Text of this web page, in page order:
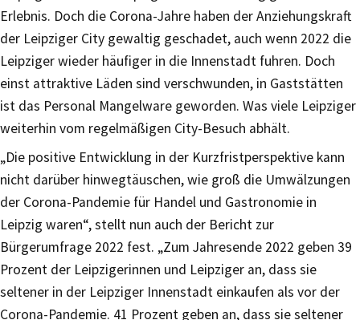
Erlebnis. Doch die Corona-Jahre haben der Anziehungskraft
der Leipziger City gewaltig geschadet, auch wenn 2022 die
Leipziger wieder häufiger in die Innenstadt fuhren. Doch
einst attraktive Läden sind verschwunden, in Gaststätten
ist das Personal Mangelware geworden. Was viele Leipziger
weiterhin vom regelmäßigen City-Besuch abhält.
„Die positive Entwicklung in der Kurzfristperspektive kann
nicht darüber hinwegtäuschen, wie groß die Umwälzungen
der Corona-Pandemie für Handel und Gastronomie in
Leipzig waren“, stellt nun auch der Bericht zur
Bürgerumfrage 2022 fest. „Zum Jahresende 2022 geben 39
Prozent der Leipzigerinnen und Leipziger an, dass sie
seltener in der Leipziger Innenstadt einkaufen als vor der
Corona-Pandemie. 41 Prozent geben an, dass sie seltener